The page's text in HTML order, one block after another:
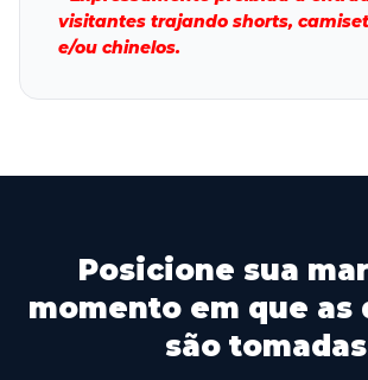
visitantes trajando shorts,
e/ou chinelos.
Posicione sua
momento em que as
são tomadas